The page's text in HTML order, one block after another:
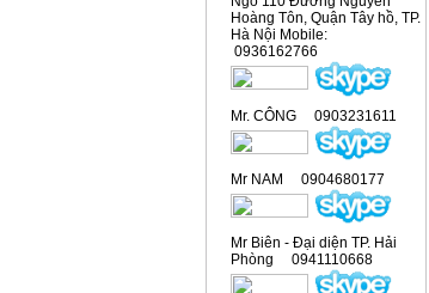
Hoàng Tôn, Quận Tây hồ, TP.
Hà Nội Mobile:
0936162766
Mr. CÔNG 0903231611
Mr NAM 0904680177
Mr Biên - Đại diện TP. Hải
Phòng 0941110668